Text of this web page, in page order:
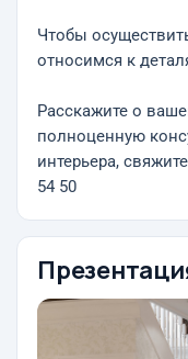
Чтобы
относимся к
Расскажите о
полноценную
интерьера,
54 50